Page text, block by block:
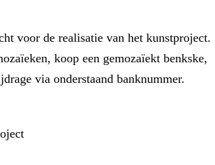
voor de realisatie van het kunstproject.
koop een gemozaïekt benkske,
via onderstaand banknummer.